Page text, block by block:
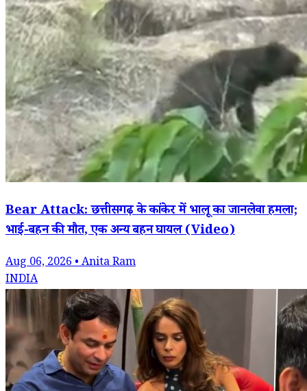
Bear Attack: छत्तीसगढ़ के कांकेर में भालू का जानलेवा हमला;
भाई-बहन की मौत, एक अन्य बहन घायल (Video)
Aug 06, 2026 • Anita Ram
INDIA